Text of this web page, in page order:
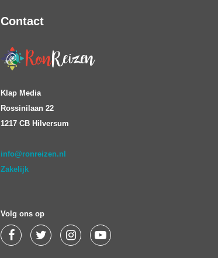
Contact
Klap Media
Rossinilaan 22
1217 CB Hilversum
info@ronreizen.nl
Zakelijk
Volg ons op